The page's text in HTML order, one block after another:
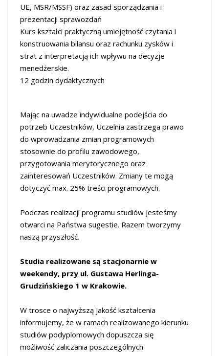
UE, MSR/MSSF) oraz zasad sporządzania i
prezentacji sprawozdań
Kurs kształci praktyczną umiejętność czytania i
konstruowania bilansu oraz rachunku zysków i
strat z interpretacją ich wpływu na decyzje
menedżerskie.
12 godzin dydaktycznych
Mając na uwadze indywidualne podejścia do
potrzeb Uczestników, Uczelnia zastrzega prawo
do wprowadzania zmian programowych
stosownie do profilu zawodowego,
przygotowania merytorycznego oraz
zainteresowań Uczestników. Zmiany te mogą
dotyczyć max. 25% treści programowych.
Podczas realizacji programu studiów jesteśmy
otwarci na Państwa sugestie. Razem tworzymy
naszą przyszłość.
Studia realizowane są stacjonarnie w
weekendy, przy ul. Gustawa Herlinga-
Grudzińskiego 1 w Krakowie.
W trosce o najwyższą jakość kształcenia
informujemy, że w ramach realizowanego kierunku
studiów podyplomowych dopuszcza się
możliwość zaliczania poszczególnych